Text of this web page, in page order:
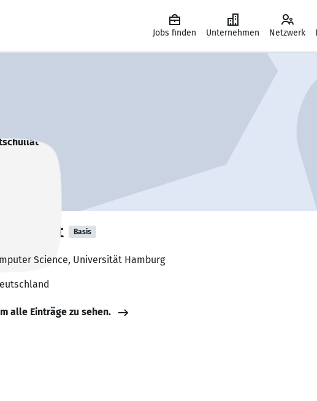
Jobs finden Unternehmen Netzwerk
Basis
Science, Universität Hamburg
alle Einträge zu sehen.